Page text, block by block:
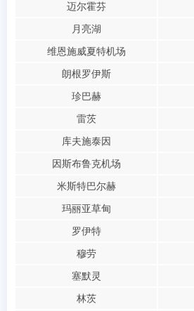
迈尔霍芬
月亮湖
维恩施威夏特机场
朗根罗伊斯
珍巴赫
雷茨
库夫施泰因
因斯布鲁克机场
米斯特巴尔赫
玛丽亚草甸
罗伊特
穆劳
塞默灵
林茨